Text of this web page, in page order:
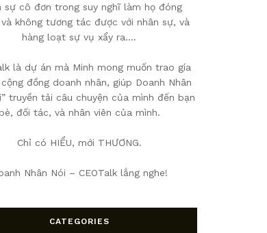
sự cô đơn trong suy nghĩ làm họ đóng
và không tương tác được với nhân sự, và
hàng loạt sự vụ xẩy ra….
là dự án mà Minh mong muốn trao gía
đồng doanh nhân, giúp Doanh Nhân
truyền tải câu chuyện của mình đến bạn
đối tác, và nhân viên của mình.
Chỉ có HIỂU, mới THƯƠNG.
Nhân Nói – CEOTalk lắng nghe!
CATEGORIES